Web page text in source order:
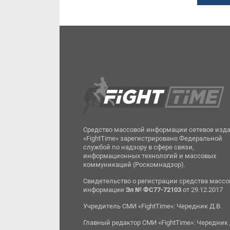
Средство массовой информации сетевое
«FightTime» зарегистрировано Федеральной
службой по надзору в сфере связи,
информационных технологий и массовых
коммуникаций (Роскомнадзор).
Свидетельство о регистрации средства
информацииЭл № ФС77-72103 от 29.12.2017
Учредитель СМИ «FightTime»: Чередник Д.В.
Главный редактор СМИ «FightTime»: Чередник